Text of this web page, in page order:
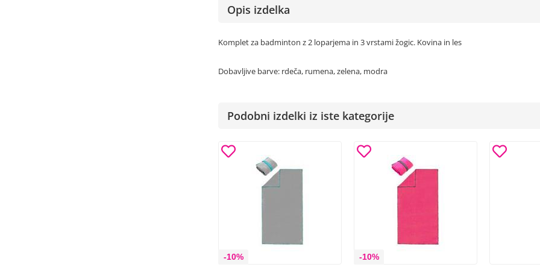
Opis izdelka
Komplet za badminton z 2 loparjema in 3 vrstami žogic. Kovina in les
Dobavljive barve: rdeča, rumena, zelena, modra
Podobni izdelki iz iste kategorije
-10% -10%